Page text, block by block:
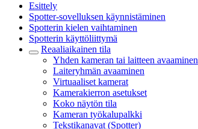
Esittely
Spotter-sovelluksen käynnistäminen
Spotterin kielen vaihtaminen
Spotterin käyttöliittymä
Reaaliaikainen tila
Yhden kameran tai laitteen avaaminen
Laiteryhmän avaaminen
Virtuaaliset kamerat
Kamerakierron asetukset
Koko näytön tila
Kameran työkalupalkki
Tekstikanavat (Spotter)